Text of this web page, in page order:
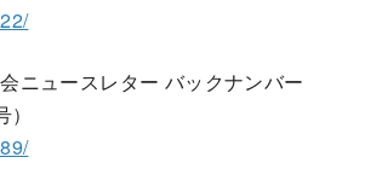
ニュースレター バックナンバー